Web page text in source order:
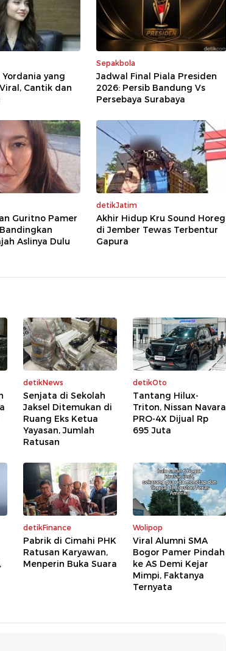
yang
Cantik dan
Sepakbola
Jadwal Final Piala Presiden
2026: Persib Bandung Vs
Persebaya Surabaya
Guritno Pamer
Aslinya Dulu
detikJatim
Akhir Hidup Kru Sound Horeg
di Jember Tewas Terbentur
Gapura
detikNews
Senjata di Sekolah
Jaksel Ditemukan di
Ruang Eks Ketua
Yayasan, Jumlah
Ratusan
detikOto
Tantang Hilux-
Triton, Nissan Navara
PRO-4X Dijual Rp
695 Juta
detikFinance
Pabrik di Cimahi PHK
Ratusan Karyawan,
Menperin Buka Suara
Wolipop
Viral Alumni SMA
Bogor Pamer Pindah
ke AS Demi Kejar
Mimpi, Faktanya
Ternyata